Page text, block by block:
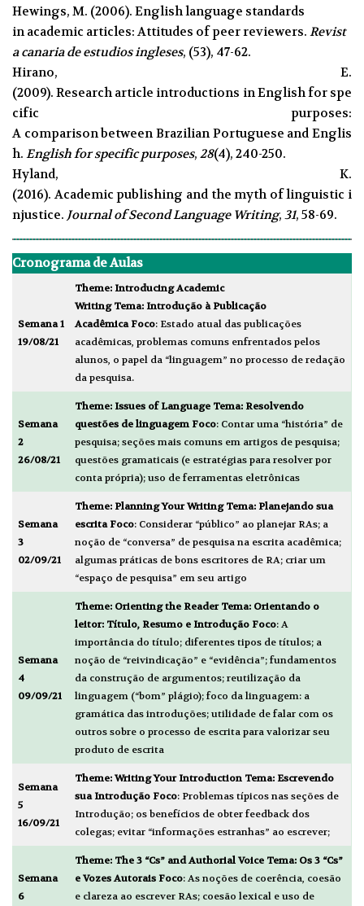
Hewings, M. (2006). English language standards
in academic articles: Attitudes of peer reviewers. Revist
a canaria deestudiosingleses, (53), 47-62.
Hirano, E.
(2009). Research article introductions in English for spe
cific purposes:
A comparison between Brazilian Portuguese and Englis
h. Englishforspecific purposes, 28(4), 240-250.
Hyland, K.
(2016). Academic publishing and the myth of linguistic i
njustice. Journal ofSecondLanguage Writing, 31, 58-69.
Cronograma de Aulas
Semana 1
19/08/21
Theme:Introducing Academic
Writing Tema: Introdução à Publicação
Acadêmica Foco: Estado atual das publicações
acadêmicas, problemas comuns enfrentados pelos
alunos, o papel da “linguagem” no processo de redação
da pesquisa.
Semana
2
26/08/21
Theme:Issues of Language Tema: Resolvendo
questões de linguagem Foco: Contar uma “história” de
pesquisa; seções mais comuns em artigos de pesquisa;
questões gramaticais (e estratégias para resolver por
conta própria); uso de ferramentas eletrônicas
Semana
3
02/09/21
Theme: Planning Your Writing Tema: Planejando sua
escrita Foco: Considerar “público” ao planejar RAs; a
noção de “conversa” de pesquisa na escrita acadêmica;
algumas práticas de bons escritores de RA; criar um
“espaço de pesquisa” em seu artigo
Semana
4
09/09/21
Theme: Orienting the Reader Tema: Orientando o
leitor: Título, Resumo e Introdução Foco: A
importância do título; diferentes tipos de títulos; a
noção de “reivindicação” e “evidência”; fundamentos
da construção de argumentos; reutilização da
linguagem (“bom” plágio); foco da linguagem: a
gramática das introduções; utilidade de falar com os
outros sobre o processo de escrita para valorizar seu
produto de escrita
Semana
5
16/09/21
Theme:Writing Your Introduction Tema: Escrevendo
sua Introdução Foco: Problemas típicos nas seções de
Introdução; os benefícios de obter feedback dos
colegas; evitar “informações estranhas” ao escrever;
Semana
6
Theme: The 3 “Cs” and Authorial Voice Tema: Os 3 “Cs”
e Vozes Autorais Foco: As noções de coerência, coesão
e clareza ao escrever RAs; coesão lexical e uso de